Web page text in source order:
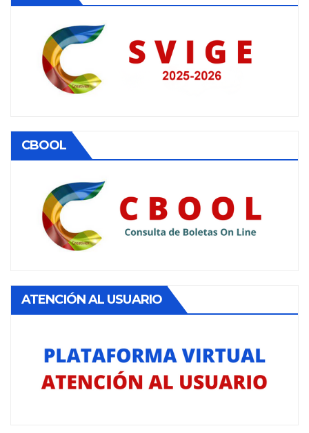
CBOOL
ATENCIÓN AL USUARIO